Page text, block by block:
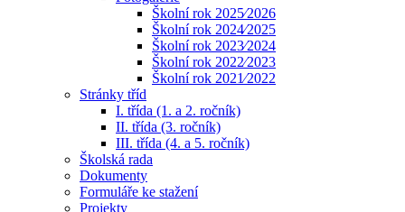
Školní rok 2025⁄2026
Školní rok 2024⁄2025
Školní rok 2023⁄2024
Školní rok 2022⁄2023
Školní rok 2021⁄2022
Stránky tříd
I. třída (1. a 2. ročník)
II. třída (3. ročník)
III. třída (4. a 5. ročník)
Školská rada
Dokumenty
Formuláře ke stažení
Projekty